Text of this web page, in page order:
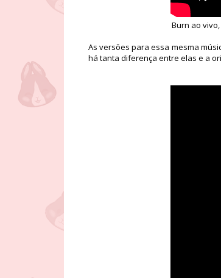
Burn ao
As versões para essa mesma
há tanta diferença entre elas e a